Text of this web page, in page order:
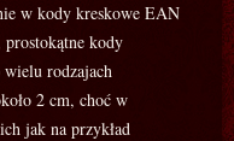
w kody kreskowe EAN
prostokątne kody
rodzajach
2 cm, choć w
jak na przykład